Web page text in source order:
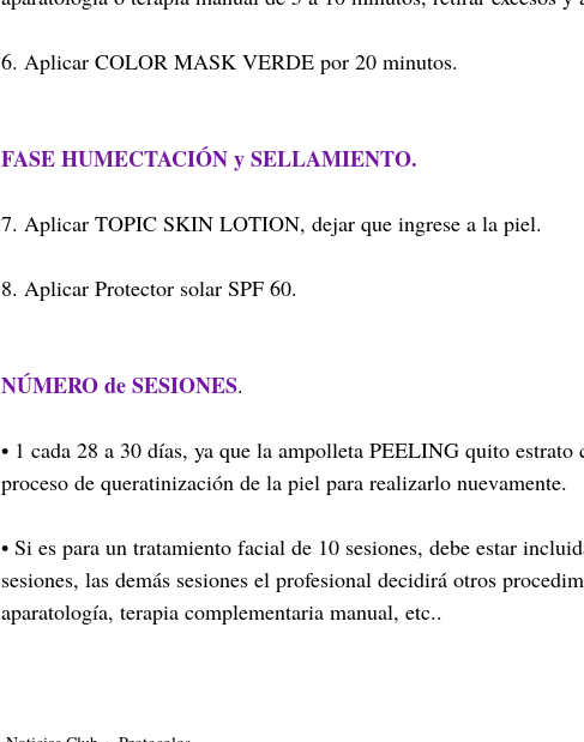
6. Aplicar COLOR MASK VERDE por 20 minutos.
FASE HUMECTACIÓN y SELLAMIENTO.
7. Aplicar TOPIC SKIN LOTION, dejar que ingrese a la piel.
8. Aplicar Protector solar SPF 60.
NÚMERO de SESIONES.
• 1 cada 28 a 30 días, ya que la ampolleta PEELING quito estrato
proceso de queratinización de la piel para realizarlo nuevamente.
• Si es para un tratamiento facial de 10 sesiones, debe estar
sesiones, las demás sesiones el profesional decidirá otros
aparatología, terapia complementaria manual, etc..